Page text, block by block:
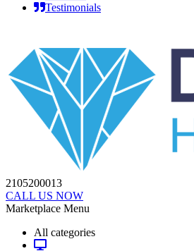
Testimonials
2105200013
CALL US NOW
Marketplace Menu
All categories